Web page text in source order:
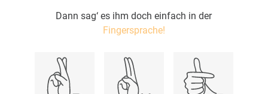
Dann sag‘ es ihm doch einfach in der
Fingersprache!